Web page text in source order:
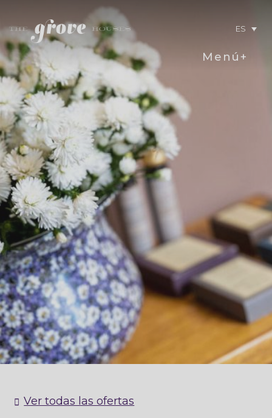
ES
Menú+
Detalle de
ofertas
[mirai_engine data_device="desktop"]
Ver todas las ofertas